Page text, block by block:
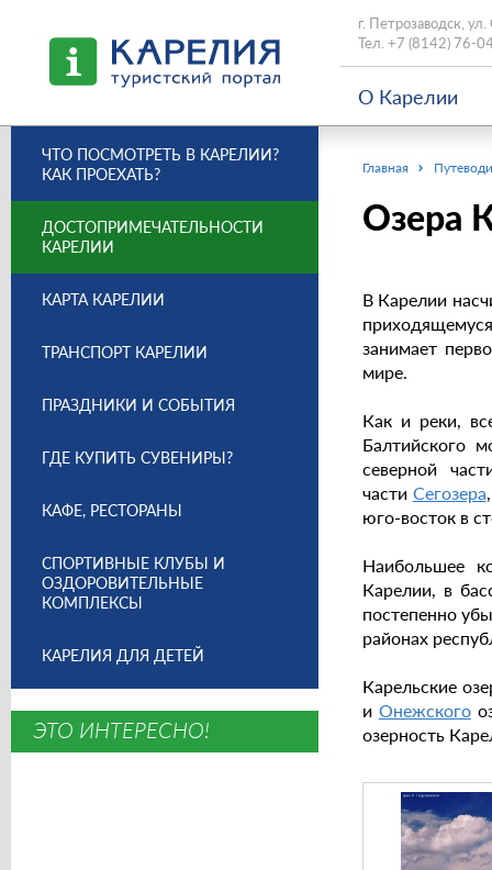
г. Петрозаводск,
Тел. +7 (8142) 76-
О Карелии
Главная
Озера
В Карелии
занимает
мире.
Как и реки,
Балтийского
северной
части Сегозера
юго-восток в
Наибольшее
Карелии, в
постепенно
районах
Карельские
и Онежского
озерность
ЧТО ПОСМОТРЕТЬ В КАРЕЛИИ?
КАК ПРОЕХАТЬ?
ДОСТОПРИМЕЧАТЕЛЬНОСТИ
КАРЕЛИИ
КАРТА КАРЕЛИИ
ТРАНСПОРТ КАРЕЛИИ
ПРАЗДНИКИ И СОБЫТИЯ
ГДЕ КУПИТЬ СУВЕНИРЫ?
КАФЕ, РЕСТОРАНЫ
СПОРТИВНЫЕ КЛУБЫ И
ОЗДОРОВИТЕЛЬНЫЕ
КОМПЛЕКСЫ
КАРЕЛИЯ ДЛЯ ДЕТЕЙ
ЭТО ИНТЕРЕСНО!